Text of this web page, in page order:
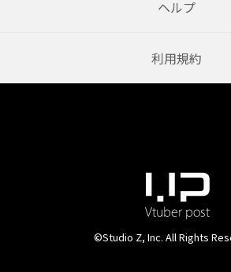
ヘルプ
利用規約
©Studio Z, Inc. All Rights